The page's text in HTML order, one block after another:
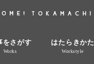
をさがす
Works
はたらきかた
Workstyle